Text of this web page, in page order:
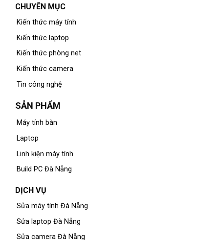
CHUYÊN MỤC
Kiến thức máy tính
Kiến thức laptop
Kiến thức phòng net
Kiến thức camera
Tin công nghệ
SẢN PHẨM
Máy tính bàn
Laptop
Linh kiện máy tính
Build PC Đà Nẵng
DỊCH VỤ
Sửa máy tính Đà Nẵng
Sửa laptop Đà Nẵng
Sửa camera Đà Nẵng